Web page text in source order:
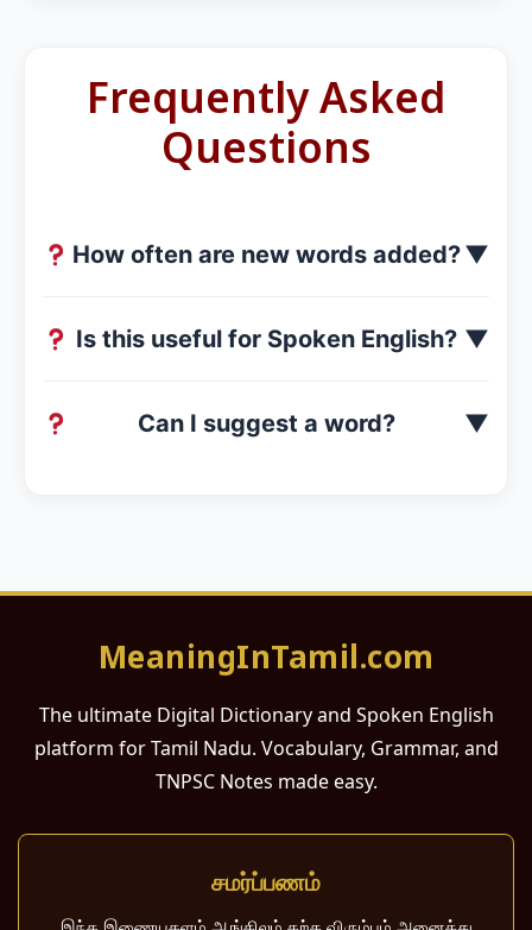
Frequently Asked
Questions
How often are new words added?▼
Is this useful for Spoken English? ▼
Can I suggest a word? ▼
MeaningInTamil.com
The ultimate Digital Dictionary and Spoken English
platform for Tamil Nadu. Vocabulary, Grammar, and
TNPSC Notes made easy.
சமர்ப்பணம்